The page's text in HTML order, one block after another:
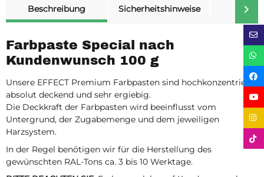
Beschreibung
Sicherheitshinweise
Farbpaste Special nach
Kundenwunsch 100 g
Unsere EFFECT Premium Farbpasten sind hochkonzentriert,
absolut deckend und sehr ergiebig.
Die Deckkraft der Farbpasten wird beeinflusst vom
Untergrund, der Zugabemenge und dem jeweiligen
Harzsystem.
In der Regel benötigen wir für die Herstellung des
gewünschten RAL-Tons ca. 3 bis 10 Werktage.